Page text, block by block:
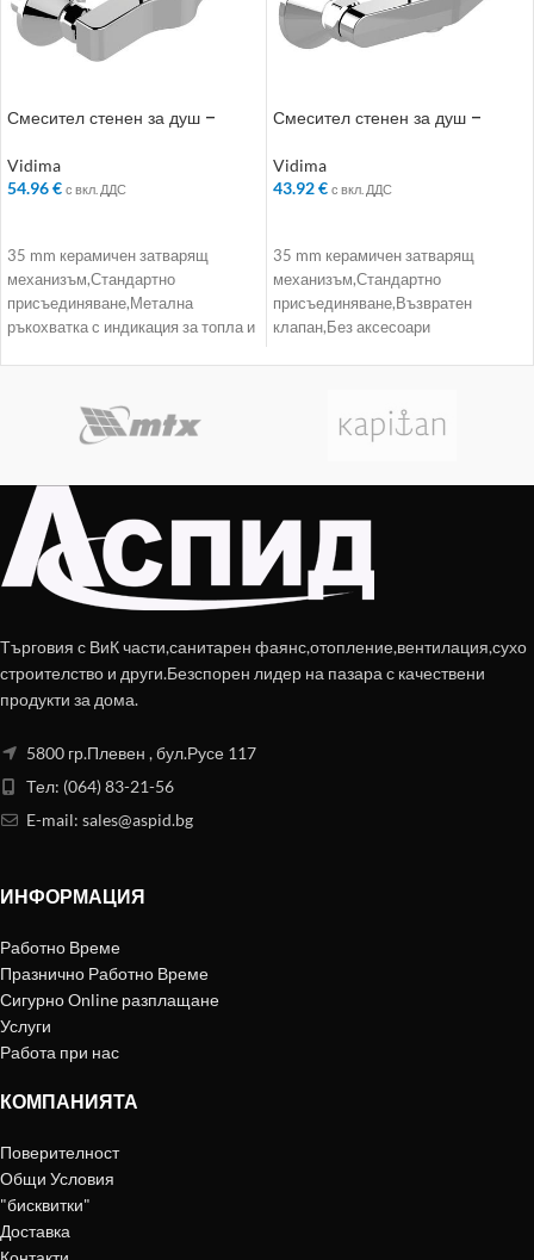
Смесител стенен за душ –
Vidima
54.96€ с вкл. ДДС
35 mm керамичен затварящ
механизъм,Стандартно
присъединяване,Метална
ръкохватка с индикация за топла и
Смесител стенен за душ –
Vidima
43.92€ с вкл. ДДС
35 mm керамичен затварящ
механизъм,Стандартно
присъединяване,Възвратен
клапан,Без аксесоари
Търговия с ВиК части,санитарен фаянс,отопление,вентилация,сухо
строителство и други.Безспорен лидер на пазара с качествени
продукти за дома.
5800 гр.Плевен , бул.Русе 117
Тел: (064) 83-21-56
E-mail: sales@aspid.bg
ИНФОРМАЦИЯ
Работно Време
Празнично Работно Време
Сигурно Online разплащане
Услуги
Работа при нас
КОМПАНИЯТА
Поверителност
Общи Условия
"бисквитки"
Доставка